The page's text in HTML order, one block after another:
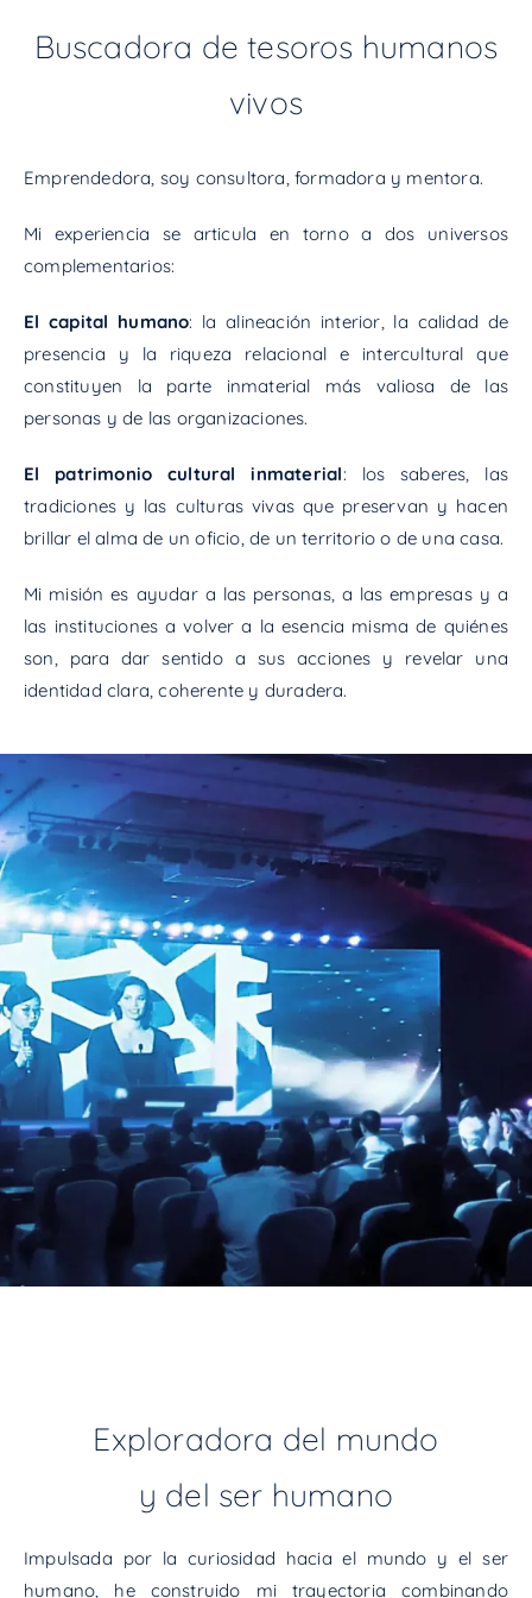
Buscadora de tesoros humanos
vivos
Emprendedora, soy consultora, formadora y mentora.
Mi experiencia se articula en torno a dos universos
complementarios:
El capital humano: la alineación interior, la calidad de
presencia y la riqueza relacional e intercultural que
constituyen la parte inmaterial más valiosa de las
personas y de las organizaciones.
El patrimonio cultural inmaterial: los saberes, las
tradiciones y las culturas vivas que preservan y hacen
brillar el alma de un oficio, de un territorio o de una casa.
Mi misión es ayudar a las personas, a las empresas y a
las instituciones a volver a la esencia misma de quiénes
son, para dar sentido a sus acciones y revelar una
identidad clara, coherente y duradera.
Exploradora del mundo
y del ser humano
Impulsada por la curiosidad hacia el mundo y el ser
humano, he construido mi trayectoria combinando